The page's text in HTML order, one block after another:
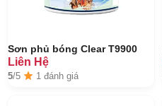
Sơn phủ bóng Clear T9900
Liên Hệ
5/5 1 đánh giá